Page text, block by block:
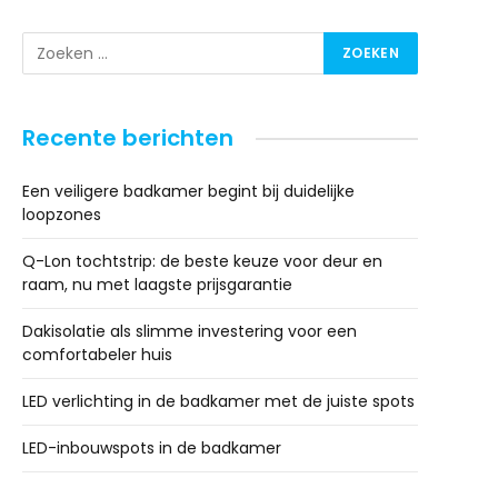
Recente berichten
Een veiligere badkamer begint bij duidelijke
loopzones
Q-Lon tochtstrip: de beste keuze voor deur en
raam, nu met laagste prijsgarantie
Dakisolatie als slimme investering voor een
comfortabeler huis
LED verlichting in de badkamer met de juiste spots
LED-inbouwspots in de badkamer